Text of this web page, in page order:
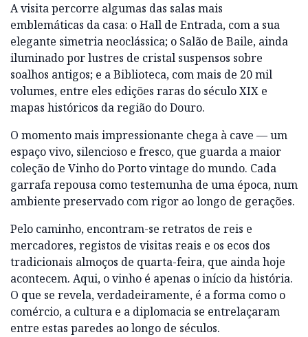
A visita percorre algumas das salas mais
emblemáticas da casa: o Hall de Entrada, com a sua
elegante simetria neoclássica; o Salão de Baile, ainda
iluminado por lustres de cristal suspensos sobre
soalhos antigos; e a Biblioteca, com mais de 20 mil
volumes, entre eles edições raras do século XIX e
mapas históricos da região do Douro.
O momento mais impressionante chega à cave — um
espaço vivo, silencioso e fresco, que guarda a maior
coleção de Vinho do Porto vintage do mundo. Cada
garrafa repousa como testemunha de uma época, num
ambiente preservado com rigor ao longo de gerações.
Pelo caminho, encontram-se retratos de reis e
mercadores, registos de visitas reais e os ecos dos
tradicionais almoços de quarta-feira, que ainda hoje
acontecem. Aqui, o vinho é apenas o início da história.
O que se revela, verdadeiramente, é a forma como o
comércio, a cultura e a diplomacia se entrelaçaram
entre estas paredes ao longo de séculos.